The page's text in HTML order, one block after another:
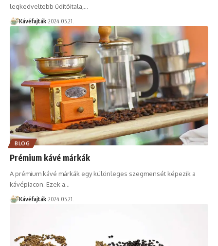
legkedveltebb üdítőitala,…
Kávéfajták 2024.05.21.
BLOG
Prémium kávé márkák
A prémium kávé márkák egy különleges szegmensét képezik a
kávépiacon. Ezek a…
Kávéfajták 2024.05.21.